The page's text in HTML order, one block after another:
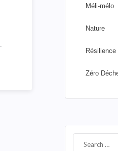
Méli-mélo
Nature
Résilience
Zéro